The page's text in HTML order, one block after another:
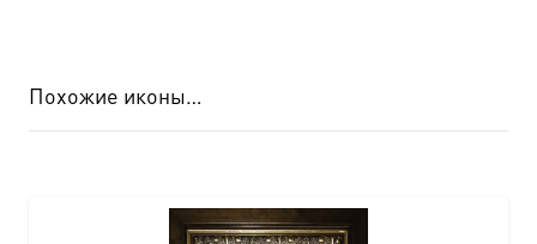
Похожие иконы…